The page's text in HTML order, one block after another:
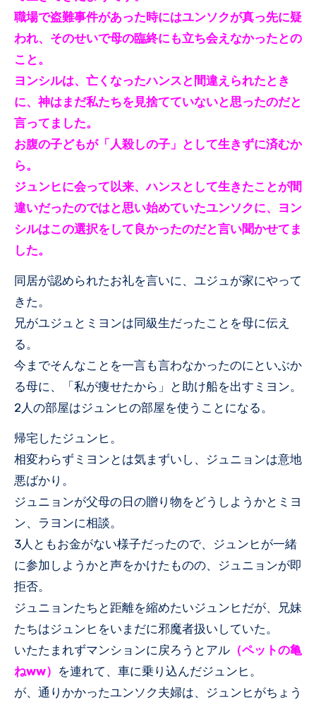
職場で盗難事件があった時にはユンソクが真っ先に疑
われ、そのせいで母の臨終にも立ち会えなかったとの
こと。
ヨンシルは、亡くなったハンスと間違えられたとき
に、神はまだ私たちを見捨てていないと思ったのだと
言ってました。
お腹の子どもが「人殺しの子」として生きずに済むか
ら。
ジュンヒに会って以来、ハンスとして生きたことが間
違いだったのではと思い始めていたユンソクに、ヨン
シルはこの選択をして良かったのだと言い聞かせてま
した。
同居が認められたお礼を言いに、ユジュが家にやって
きた。
兄がユジュとミヨンは同級生だったことを母に伝え
る。
今までそんなことを一言も言わなかったのにといぶか
る母に、「私が痩せたから」と助け船を出すミヨン。
2人の部屋はジュンヒの部屋を使うことになる。
帰宅したジュンヒ。
相変わらずミヨンとは気まずいし、ジュニョンは意地
悪ばかり。
ジュニョンが父母の日の贈り物をどうしようかとミヨ
ン、ラヨンに相談。
3人ともお金がない様子だったので、ジュンヒが一緒
に参加しようかと声をかけたものの、ジュニョンが即
拒否。
ジュニョンたちと距離を縮めたいジュンヒだが、兄妹
たちはジュンヒをいまだに邪魔者扱いしていた。
いたたまれずマンションに戻ろうとアル （ペットの亀
ねww） を連れて、車に乗り込んだジュンヒ。
が、通りかかったユンソク夫婦は、ジュンヒがちょう